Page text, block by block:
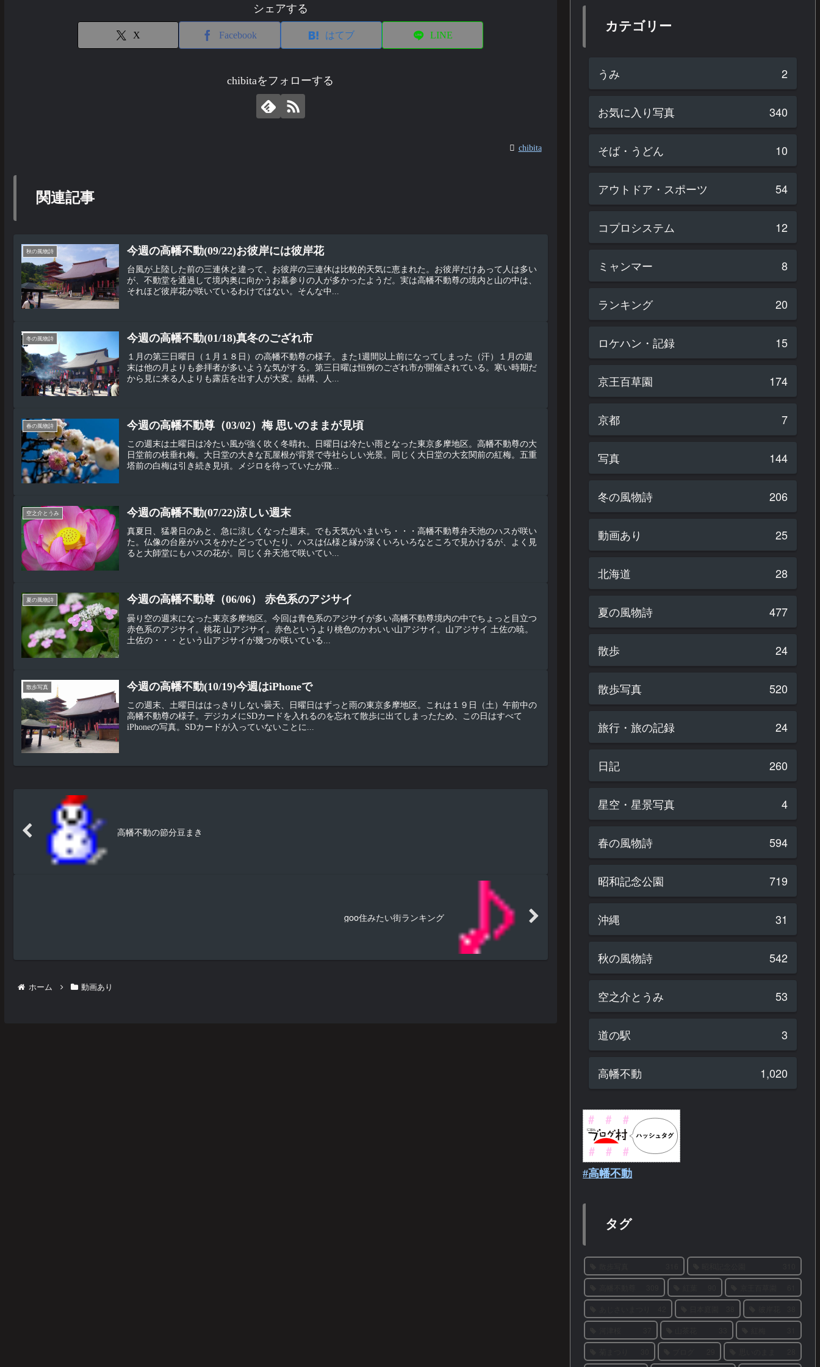
シェアする
X Facebook はてブ LINE
chibitaをフォローする
chibita
関連記事
秋の風物詩 今週の高幡不動(09/22)お彼岸には彼岸花
台風が上陸した前の三連休と違って、お彼岸の三連休は比較的天気に恵まれた。お彼岸だけあって人は多い
が、不動堂を通過して境内奥に向かうお墓参りの人が多かったようだ。実は高幡不動尊の境内と山の中は、
それほど彼岸花が咲いているわけではない。そんな中...
冬の風物詩 今週の高幡不動(01/18)真冬のござれ市
１月の第三日曜日（１月１８日）の高幡不動尊の様子。また1週間以上前になってしまった（汗）１月の週
末は他の月よりも参拝者が多いような気がする。第三日曜は恒例のござれ市が開催されている。寒い時期だ
から見に来る人よりも露店を出す人が大変。結構、人...
春の風物詩 今週の高幡不動尊（03/02）梅 思いのままが見頃
この週末は土曜日は冷たい風が強く吹く冬晴れ、日曜日は冷たい雨となった東京多摩地区。高幡不動尊の大
日堂前の枝垂れ梅。大日堂の大きな瓦屋根が背景で寺社らしい光景。同じく大日堂の大玄関前の紅梅。五重
塔前の白梅は引き続き見頃。メジロを待っていたが飛...
空之介とうみ 今週の高幡不動(07/22)涼しい週末
真夏日、猛暑日のあと、急に涼しくなった週末。でも天気がいまいち・・・高幡不動尊弁天池のハスが咲い
た。仏像の台座がハスをかたどっていたり、ハスは仏様と縁が深くいろいろなところで見かけるが、よく見
ると大師堂にもハスの花が。同じく弁天池で咲いてい...
夏の風物詩 今週の高幡不動尊（06/06） 赤色系のアジサイ
曇り空の週末になった東京多摩地区。今回は青色系のアジサイが多い高幡不動尊境内の中でちょっと目立つ
赤色系のアジサイ。桃花 山アジサイ。赤色というより桃色のかわいい山アジサイ。山アジサイ 土佐の暁。
土佐の・・・という山アジサイが幾つか咲いている...
散歩写真 今週の高幡不動(10/19)今週はiPhoneで
この週末、土曜日ははっきりしない曇天、日曜日はずっと雨の東京多摩地区。これは１９日（土）午前中の
高幡不動尊の様子。デジカメにSDカードを入れるのを忘れて散歩に出てしまったため、この日はすべて
iPhoneの写真。SDカードが入っていないことに...
高幡不動の節分豆まき
goo住みたい街ランキング
ホーム 動画あり
カテゴリー
うみ 2
お気に入り写真 340
そば・うどん 10
アウトドア・スポーツ 54
コプロシステム 12
ミャンマー 8
ランキング 20
ロケハン・記録 15
京王百草園 174
京都 7
写真 144
冬の風物詩 206
動画あり 25
北海道 28
夏の風物詩 477
散歩 24
散歩写真 520
旅行・旅の記録 24
日記 260
星空・星景写真 4
春の風物詩 594
昭和記念公園 719
沖縄 31
秋の風物詩 542
空之介とうみ 53
道の駅 3
高幡不動 1,020
#高幡不動
タグ